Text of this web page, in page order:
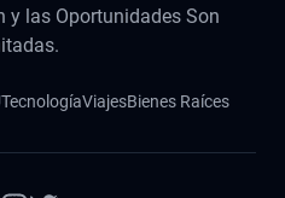
y las Oportunidades Son
TecnologíaViajesBienes Raíces